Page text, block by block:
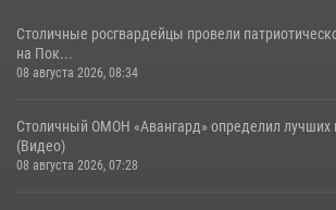
Столичные росгвардейцы провели
на Пок...
08 августа 2026, 08:34
Столичный ОМОН «Авангард» определил
(Видео)
08 августа 2026, 07:28